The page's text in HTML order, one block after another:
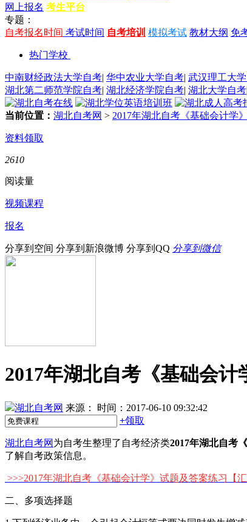
网上报名 考生平台
专题：
自考报名时间 考试时间 自考培训 模拟考试 教材大纲 免
热门学校
中南财经政法大学自考| 华中农业大学自考| 武汉理工大
湖北第二师范学院自考| 湖北经济学院自考| 湖北大学自考
当前位置： 湖北自考网 > 2017年湖北自考《基础会计学
资料领取
2610
阅读量
视频课程
报名
分享到空间 分享到新浪微博 分享到QQ 分享到微信
2017年湖北自考《基础会计
湖北自考网 来源：
时间：2017-06-10 09:32:42
+领取
湖北自考网 为自考生整理了自考经济类2017年湖北自考
了解自考政策信息。
>>>2017年湖北自考《基础会计学》试题及答案练习 【
二、多项选择题